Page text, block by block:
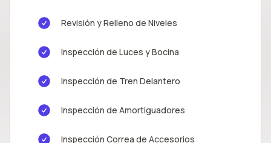
Revisión y Relleno de Niveles
Inspección de Luces y Bocina
Inspección de Tren Delantero
Inspección de Amortiguadores
Inspección Correa de Accesorios